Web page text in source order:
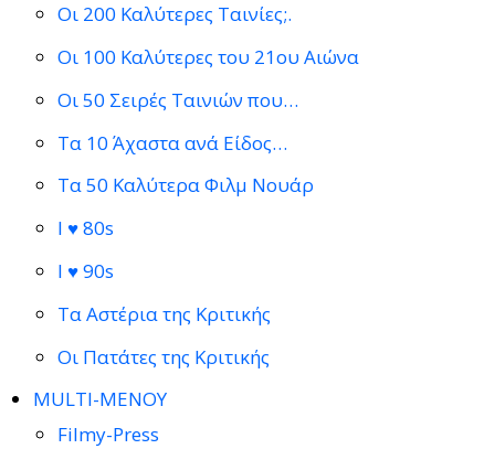
Οι 200 Καλύτερες Ταινίες;.
Οι 100 Καλύτερες του 21ου Αιώνα
Οι 50 Σειρές Ταινιών που…
Τα 10 Άχαστα ανά Είδος…
Τα 50 Καλύτερα Φιλμ Νουάρ
I ♥ 80s
I ♥ 90s
Τα Αστέρια της Κριτικής
Οι Πατάτες της Κριτικής
MULTI-ΜΕΝΟΥ
Filmy-Press